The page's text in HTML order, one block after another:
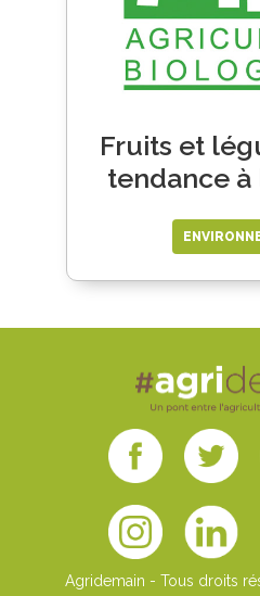
Fruits et
tendance
Agridemain - Tous droits